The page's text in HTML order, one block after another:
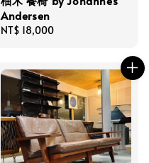
Andersen
Regular
NT$ 18,000